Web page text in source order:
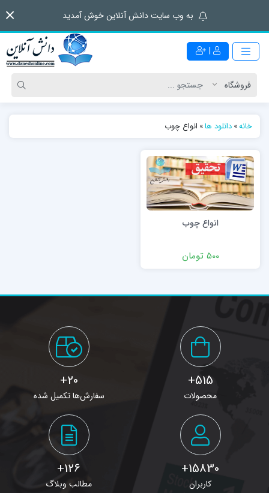
به وب سایت دانش آنلاین خوش آمدید
|
خانه»دانلود ها» انواع چوب
انواع چوب
500 تومان
515+
محصولات
20+
سفارش‌ها تکمیل شده
15830+
کاربران
126+
مطالب وبلاگ